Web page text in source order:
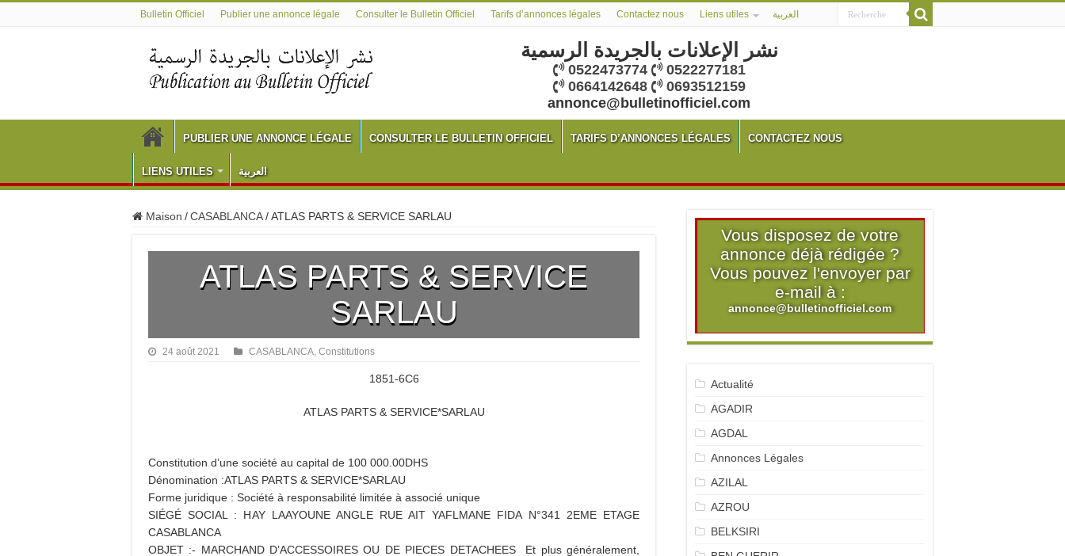
Bulletin Officiel Publier une annonce légale Consulter le Bulletin Officiel Tarifs d’annonces légales Contactez nous Liens utiles العربية
نشر الإعلانات بالجريدة الرسمية
0522473774
0522277181
0664142648
0693512159
annonce@bulletinofficiel.com
PUBLIER UNE ANNONCE LÉGALE CONSULTER LE BULLETIN OFFICIEL TARIFS D’ANNONCES LÉGALES CONTACTEZ NOUS
LIENS UTILES العربية
Maison /CASABLANCA/ATLAS PARTS & SERVICE SARLAU
ATLAS PARTS & SERVICE
SARLAU
24 août 2021 CASABLANCA, Constitutions
1851-6C6
ATLAS PARTS & SERVICE*SARLAU
Constitution d’une société au capital de 100 000.00DHS
Dénomination :ATLAS PARTS & SERVICE*SARLAU
Forme juridique : Société à responsabilité limitée à associé unique
SIÉGÉ SOCIAL : HAY LAAYOUNE ANGLE RUE AIT YAFLMANE FIDA N°341 2EME ETAGE
CASABLANCA
OBJET :- MARCHAND D’ACCESSOIRES OU DE PIECES DETACHEES Et plus généralement,
Vous disposez de votre
annonce déjà rédigée ?
Vous pouvez l'envoyer par
e-mail à :
annonce@bulletinofficiel.com
Actualité
AGADIR
AGDAL
Annonces Légales
AZILAL
AZROU
BELKSIRI